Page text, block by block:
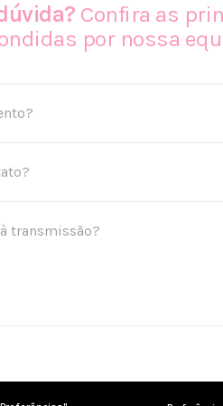
Confira as
por nossa
transmissão?